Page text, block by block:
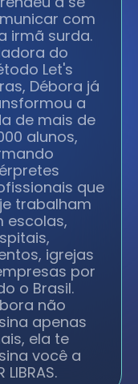
com
irmã surda.
do
Let's
Débora já
a
de mais de
alunos,
que
trabalham
escolas,
igrejas
por
o Brasil.
não
apenas
ela te
você a
LIBRAS.